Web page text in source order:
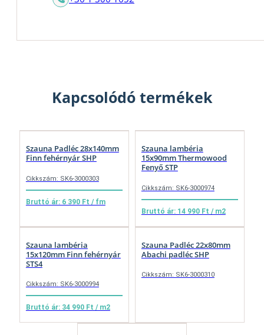
Kapcsolódó termékek
Szauna Padléc 28x140mm
Finn fehérnyár SHP
Cikkszám: SK6-3000303
Bruttó ár: 6 390 Ft / fm
Szauna lambéria
15x90mm Thermowood
Fenyő STP
Cikkszám: SK6-3000974
Bruttó ár: 14 990 Ft / m2
Szauna lambéria
15x120mm Finn fehérnyár
STS4
Cikkszám: SK6-3000994
Bruttó ár: 34 990 Ft / m2
Szauna Padléc 22x80mm
Abachi padléc SHP
Cikkszám: SK6-3000310